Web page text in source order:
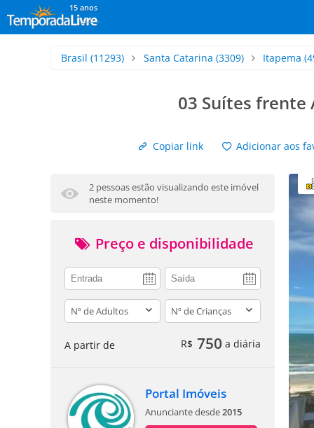
15 anos
Brasil (11293) Santa Catarina (3309) Itapema
03 Suítes frente
Copiar link
Adicionar aos
2 pessoas estão visualizando este imóvel
neste momento!
Preço e disponibilidade
adults children
A partir de R$ 750 a diária
Portal Imóveis
Anunciante desde2015